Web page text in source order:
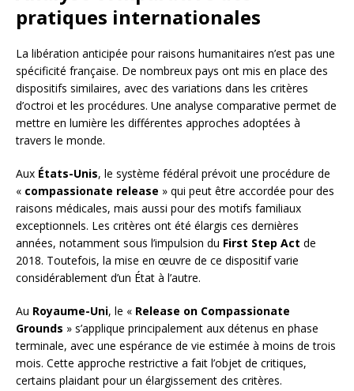
pratiques internationales
La libération anticipée pour raisons humanitaires n’est pas une
spécificité française. De nombreux pays ont mis en place des
dispositifs similaires, avec des variations dans les critères
d’octroi et les procédures. Une analyse comparative permet de
mettre en lumière les différentes approches adoptées à
travers le monde.
Aux États-Unis, le système fédéral prévoit une procédure de
« compassionate release » qui peut être accordée pour des
raisons médicales, mais aussi pour des motifs familiaux
exceptionnels. Les critères ont été élargis ces dernières
années, notamment sous l’impulsion du First Step Act de
2018. Toutefois, la mise en œuvre de ce dispositif varie
considérablement d’un État à l’autre.
Au Royaume-Uni, le « Release on Compassionate
Grounds » s’applique principalement aux détenus en phase
terminale, avec une espérance de vie estimée à moins de trois
mois. Cette approche restrictive a fait l’objet de critiques,
certains plaidant pour un élargissement des critères.